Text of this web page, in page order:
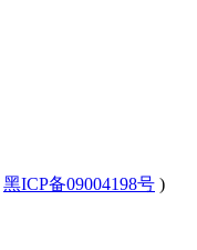
黑ICP备09004198号 )